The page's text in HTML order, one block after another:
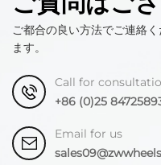
ご都合の良い方法でご連絡
ます。
Call for
+86 (0)25
Email for us